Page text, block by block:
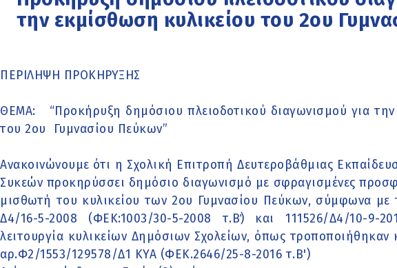
την εκμίσθωση κυλικείου του 2ου
ΠΕΡΙΛΗΨΗ ΠΡΟΚΗΡΥΞΗΣ
ΘΕΜΑ: “Προκήρυξη δημόσιου πλειοδοτικού διαγωνισμού για την
του 2ου Γυμνασίου Πεύκων”
Ανακοινώνουμε ότι η Σχολική Επιτροπή Δευτεροβάθμιας
Συκεών προκηρύσσει δημόσιο διαγωνισμό με σφραγισμένες
μισθωτή του κυλικείου των 2ου Γυμνασίου Πεύκων, σύμφωνα με
Δ4/16-5-2008 (ΦΕΚ:1003/30-5-2008 τ.Β΄) και 111526/Δ4/10-9-
λειτουργία κυλικείων Δημόσιων Σχολείων, όπως τροποποιήθηκαν
αρ.Φ2/1553/129578/Δ1 ΚΥΑ (ΦΕΚ.2646/25-8-2016 τ.Β')